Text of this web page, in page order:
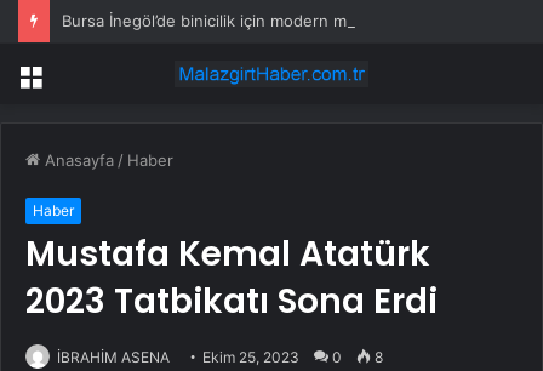
Bursa İnegöl’de binicilik için modern manejler yapılıyor
Menü
Anasayfa / Haber
Haber
Mustafa Kemal Atatürk
2023 Tatbikatı Sona Erdi
İBRAHİM ASENA Ekim 25, 2023 0 8